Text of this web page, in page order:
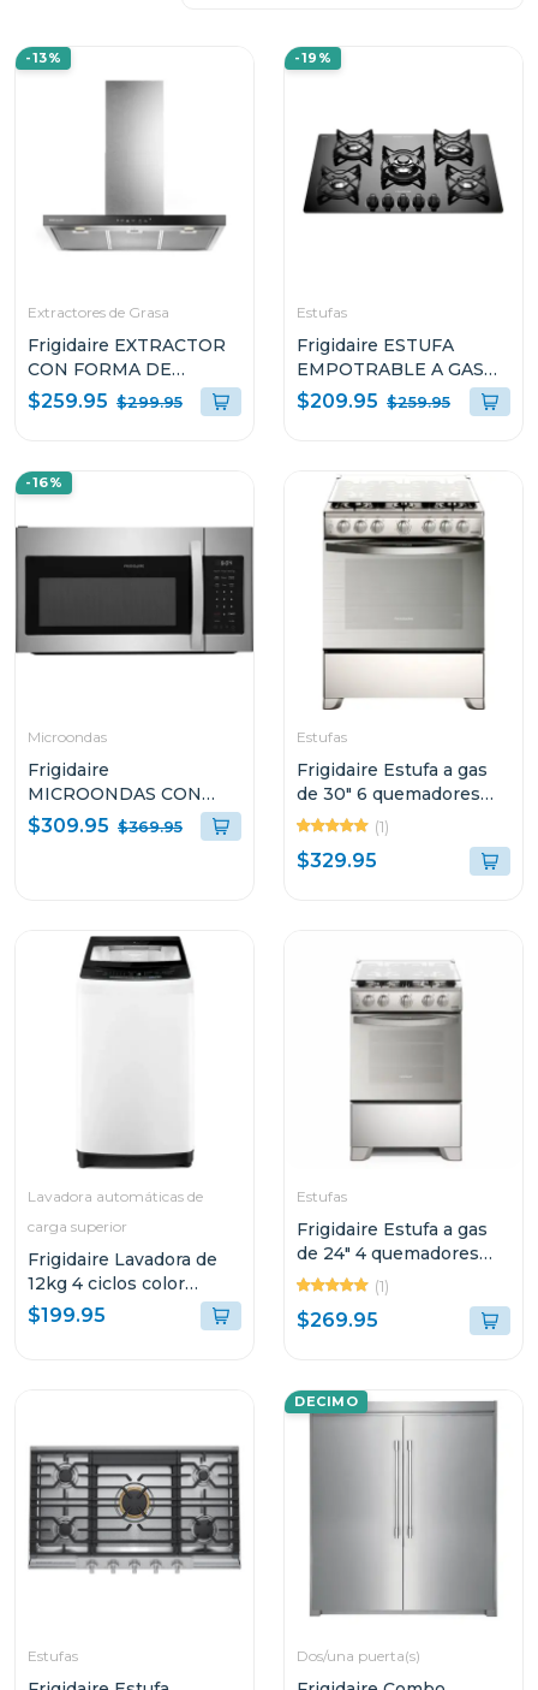
-13%
Extractores de Grasa
Frigidaire EXTRACTOR
CON FORMA DE
CAMPANA DE 36" PARA
PARED L904EXI
$259.95 $299.95
-19%
Estufas
Frigidaire ESTUFA
EMPOTRABLE A GAS
DE 30" CON 5
QUEMADORES
$209.95 $259.95
-16%
Microondas
Frigidaire
MICROONDAS CON
EXTRACTOR DE 1.8P³
1000W S1846BS
$309.95 $369.95
Estufas
Frigidaire Estufa a gas
de 30" 6 quemadores
vapor brake con tapa de
(1)
$329.95
Lavadora automáticas de
carga superior
Frigidaire Lavadora de
12kg 4 ciclos color
blanca fwiw12f4
$199.95
Estufas
Frigidaire Estufa a gas
de 24" 4 quemadores
horno multifuncion
fkgn24c3
(1)
$269.95
Estufas
DECIMO
Dos/una puerta(s)